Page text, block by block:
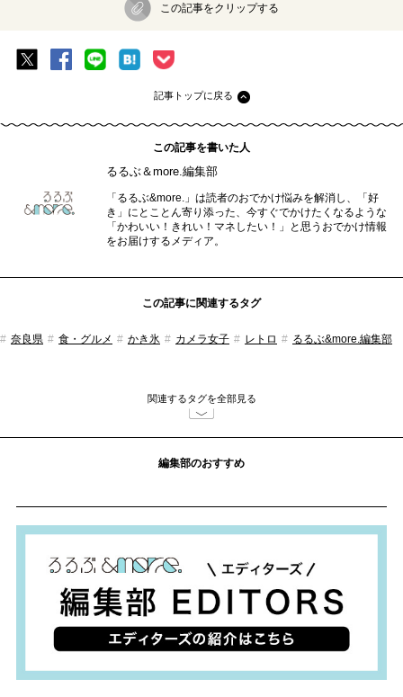
この記事をクリップする
記事トップに戻る
この記事を書いた人
るるぶ＆more.編集部
「るるぶ&more.」は読者のおでかけ悩みを解消し、「好
き」にとことん寄り添った、今すぐでかけたくなるような
「かわいい！きれい！マネしたい！」と思うおでかけ情報
をお届けするメディア。
この記事に関連するタグ
奈良県 食・グルメ かき氷 カメラ女子 レトロ るるぶ&more.編集部
関連するタグを全部見る
編集部のおすすめ